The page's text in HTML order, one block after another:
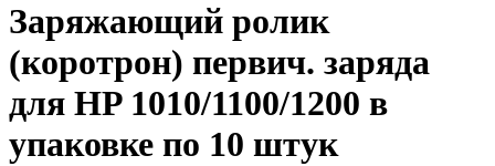
Заряжающий ролик
(коротрон) первич. заряда
для HP 1010/1100/1200 в
упаковке по 10 штук